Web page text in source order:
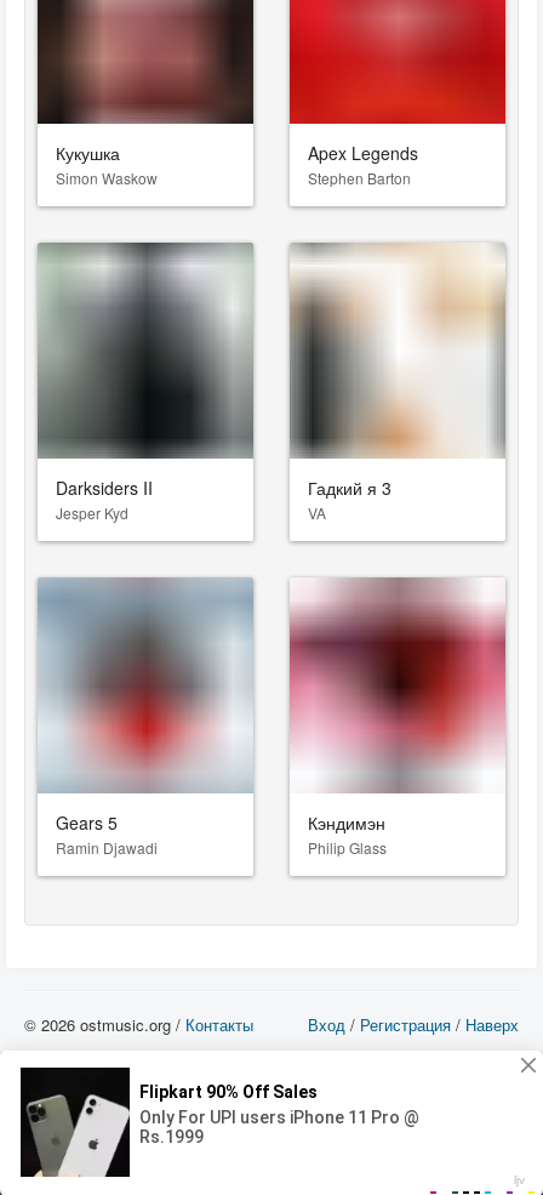
00:00
Кукушка
Simon Waskow
Apex Legends
Stephen Barton
Darksiders II
Jesper Kyd
Гадкий я 3
VA
Gears 5
Ramin Djawadi
Кэндимэн
Philip Glass
Вход / Регистрация / Наверх
© 2026 ostmusic.org / Контакты
можете использовать такие материалы только в том в случае, если
использование производится с ознакомительными целями - для прочих целей
вы должны приобрести лицензионную запись.